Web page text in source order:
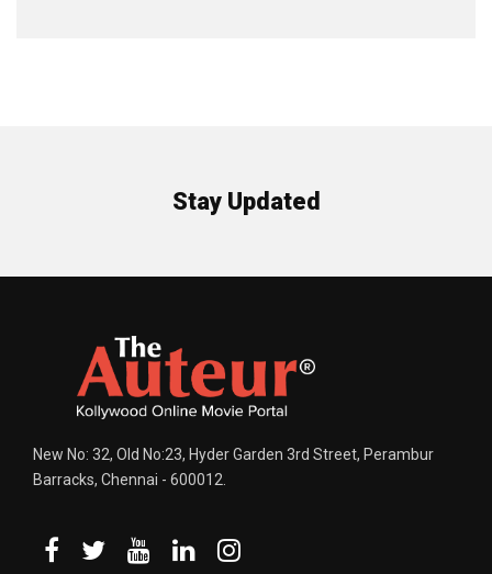
Stay Updated
New No: 32, Old No:23, Hyder Garden 3rd Street, Perambur
Barracks, Chennai - 600012.